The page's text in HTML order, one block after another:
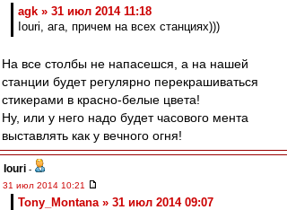
agk » 31 июл 2014 11:18
Iouri, ага, причем на всех станциях)))
На все столбы не напасешся, а на нашей
станции будет регулярно перекрашиваться
стикерами в красно-белые цвета!
Ну, или у него надо будет часового мента
выставлять как у вечного огня!
Iouri -
31 июл 2014 10:21
Tony_Montana » 31 июл 2014 09:07